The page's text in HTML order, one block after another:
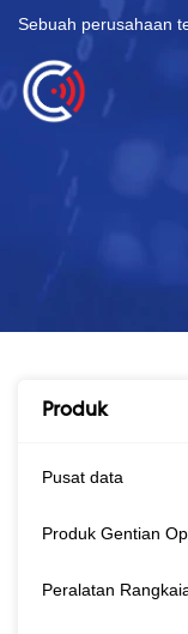
Sebuah perusahaan
Produk
Pusat data
Produk Gentian
Peralatan